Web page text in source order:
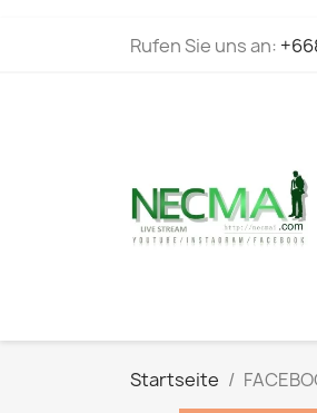
Rufen Sie uns an:
Startseite